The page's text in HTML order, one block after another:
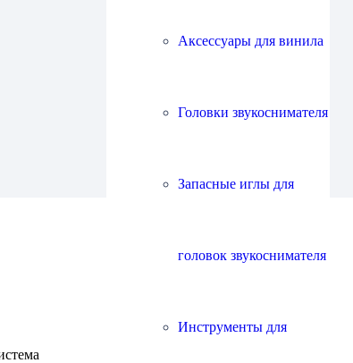
Аксессуары для винила
Головки звукоснимателя
Запасные иглы для
головок звукоснимателя
Инструменты для